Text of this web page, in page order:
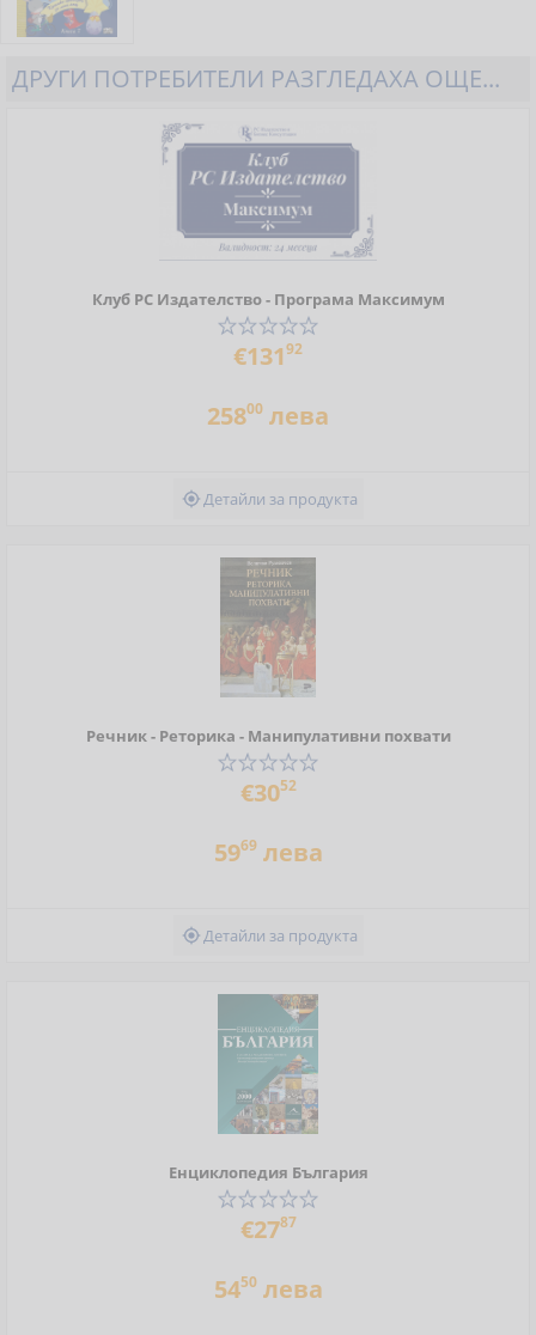
ДРУГИ ПОТРЕБИТЕЛИ РАЗГЛЕДАХА ОЩЕ...
Клуб РС Издателство - Програма Максимум
€13192
25800 лева
Детайли за продукта
Речник - Реторика - Манипулативни похвати
€3052
5969лева
Детайли за продукта
Енциклопедия България
€2787
5450лева